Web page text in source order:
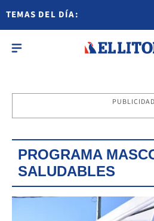
TEMAS DEL DÍA:
PUBLICIDAD
PROGRAMA
SALUDABLES